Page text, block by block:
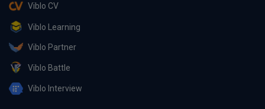
Viblo CV
Viblo Learning
Viblo Partner
Viblo Battle
Viblo Interview